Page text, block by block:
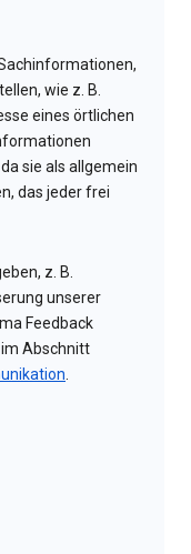
wie z. B.
eines örtlichen
sie als allgemein
das jeder frei
z. B.
unserer
Feedback
Abschnitt
.